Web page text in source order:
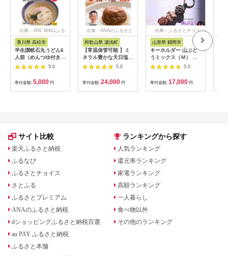
出典：JRE MALLふる
さと納税
香川県 高松市
半生讃岐石丸うどん6
人前（めんつゆ付き）
麺300g×2袋
5.0
寄付金額: 5,000 円
出典：ANAのふるさと
和歌山県 湯浅町
【常温保管可能 】ミ
ネラル豊かな天日塩だ
けで漬けた無添加梅干
し2kg 梅ボーイズ｜
B201_EP6024
5.0
寄付金額: 24,000 円
出典：ふるさとチョイ
山形県 鶴岡市
キーホルダー 山ぶど
うミックス（Ｍ） 山
形県鶴岡市 アトリエ
かおる | 山葡萄 雑貨
キーホルダー ギフト
贈り物 お取り寄せ 返
礼品
5.0
寄付金額: 17,000 円
サイト比較
楽天ふるさと納税
ふるなび
ふるさとチョイス
さとふる
ふるさとプレミアム
ANAのふるさと納税
dショッピングふるさと納税百選
au PAY ふるさと納税
ふるさと本舗
ランキングから探す
人気ランキング
還元率ランキング
家電ランキング
高額ランキング
一人暮らし
食べ物以外
その他のランキング